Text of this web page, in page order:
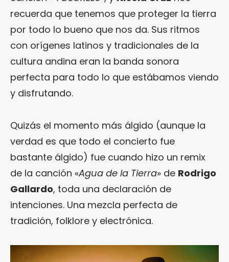
recuerda que tenemos que proteger la tierra
por todo lo bueno que nos da. Sus ritmos
con orígenes latinos y tradicionales de la
cultura andina eran la banda sonora
perfecta para todo lo que estábamos viendo
y disfrutando.
Quizás el momento más álgido (aunque la
verdad es que todo el concierto fue
bastante álgido) fue cuando hizo un remix
de la canción «Agua de la Tierra» de Rodrigo
Gallardo, toda una declaración de
intenciones. Una mezcla perfecta de
tradición, folklore y electrónica.